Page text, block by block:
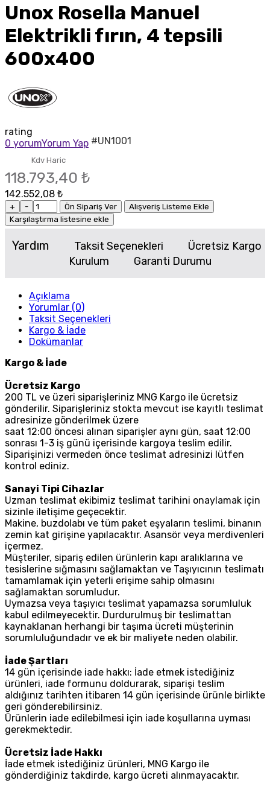
Unox Rosella Manuel
Elektrikli fırın, 4 tepsili
600x400
rating
0 yorumYorum Yap #UN1001
Kdv Haric
118.793,40 ₺
142.552,08 ₺
+ - Ön Sipariş Ver
Alışveriş Listeme Ekle
Karşılaştırma listesine ekle
Yardım Taksit Seçenekleri
Ücretsiz Kargo
Kurulum
Garanti Durumu
Açıklama
Yorumlar (0)
Taksit Seçenekleri
Kargo & İade
Dokümanlar
Kargo & İade
Ücretsiz Kargo
200 TL ve üzeri siparişleriniz MNG Kargo ile ücretsiz
gönderilir. Siparişleriniz stokta mevcut ise kayıtlı teslimat
adresinize gönderilmek üzere
saat 12:00 öncesi alınan siparişler aynı gün, saat 12:00
sonrası 1-3 iş günü içerisinde kargoya teslim edilir.
Siparişinizi vermeden önce teslimat adresinizi lütfen
kontrol ediniz.
Sanayi Tipi Cihazlar
Uzman teslimat ekibimiz teslimat tarihini onaylamak için
sizinle iletişime geçecektir.
Makine, buzdolabı ve tüm paket eşyaların teslimi, binanın
zemin kat girişine yapılacaktır. Asansör veya merdivenleri
içermez.
Müşteriler, sipariş edilen ürünlerin kapı aralıklarına ve
tesislerine sığmasını sağlamaktan ve Taşıyıcının teslimatı
tamamlamak için yeterli erişime sahip olmasını
sağlamaktan sorumludur.
Uymazsa veya taşıyıcı teslimat yapamazsa sorumluluk
kabul edilmeyecektir. Durdurulmuş bir teslimattan
kaynaklanan herhangi bir taşıma ücreti müşterinin
sorumluluğundadır ve ek bir maliyete neden olabilir.
İade Şartları
14 gün içerisinde iade hakkı: İade etmek istediğiniz
ürünleri, iade formunu doldurarak, siparişi teslim
aldığınız tarihten itibaren 14 gün içerisinde ürünle birlikte
geri gönderebilirsiniz.
Ürünlerin iade edilebilmesi için iade koşullarına uyması
gerekmektedir.
Ücretsiz İade Hakkı
İade etmek istediğiniz ürünleri, MNG Kargo ile
gönderdiğiniz takdirde, kargo ücreti alınmayacaktır.